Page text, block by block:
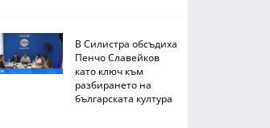
В Силистра обсъдиха
Пенчо Славейков
като ключ към
разбирането на
българската култура